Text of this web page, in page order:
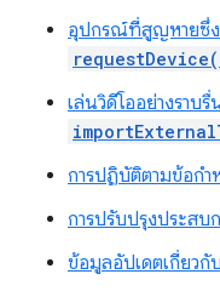
อุปกรณ์ที่สูญหายซึ่
เล่นวิดีโออย่างราบรื่
การปฏิบัติตามข้อกำ
การปรับปรุงประส
ข้อมูลอัปเดตเกี่ยวกั